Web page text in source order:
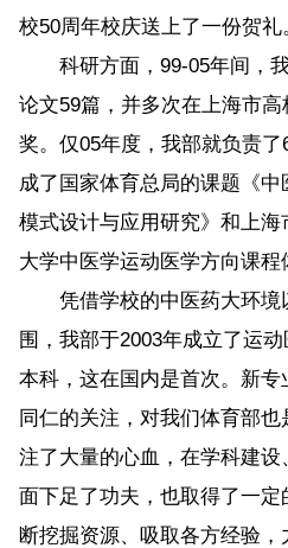
校50周年校庆送上了一份贺礼
科研方面，99-05年间，我
论文59篇，并多次在上海市
奖。仅05年度，我部就负责
成了国家体育总局的课题《
模式设计与应用研究》和上
大学中医学运动医学方向课程
凭借学校的中医药大环境
围，我部于2003年成立了运
本科，这在国内是首次。新
同仁的关注，对我们体育部
注了大量的心血，在学科建
面下足了功夫，也取得了一
断挖掘资源、吸取各方经验